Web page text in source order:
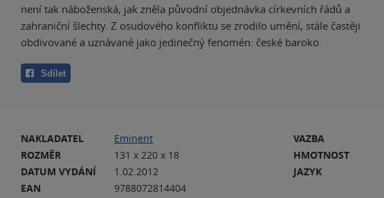
není tak náboženská, jak zněla původní objednávka církevních řádů a
zahraniční šlechty. Z osudového konfliktu se zrodilo umění, stále častěji
obdivované a uznávané jako jedinečný fenomén: české baroko.
Sdílet
NAKLADATEL
Eminent
ROZMĚR
131 x 220 x 18
DATUM VYDÁNÍ
1.02.2012
EAN
9788072814404
VAZBA
HMOTNOST
JAZYK